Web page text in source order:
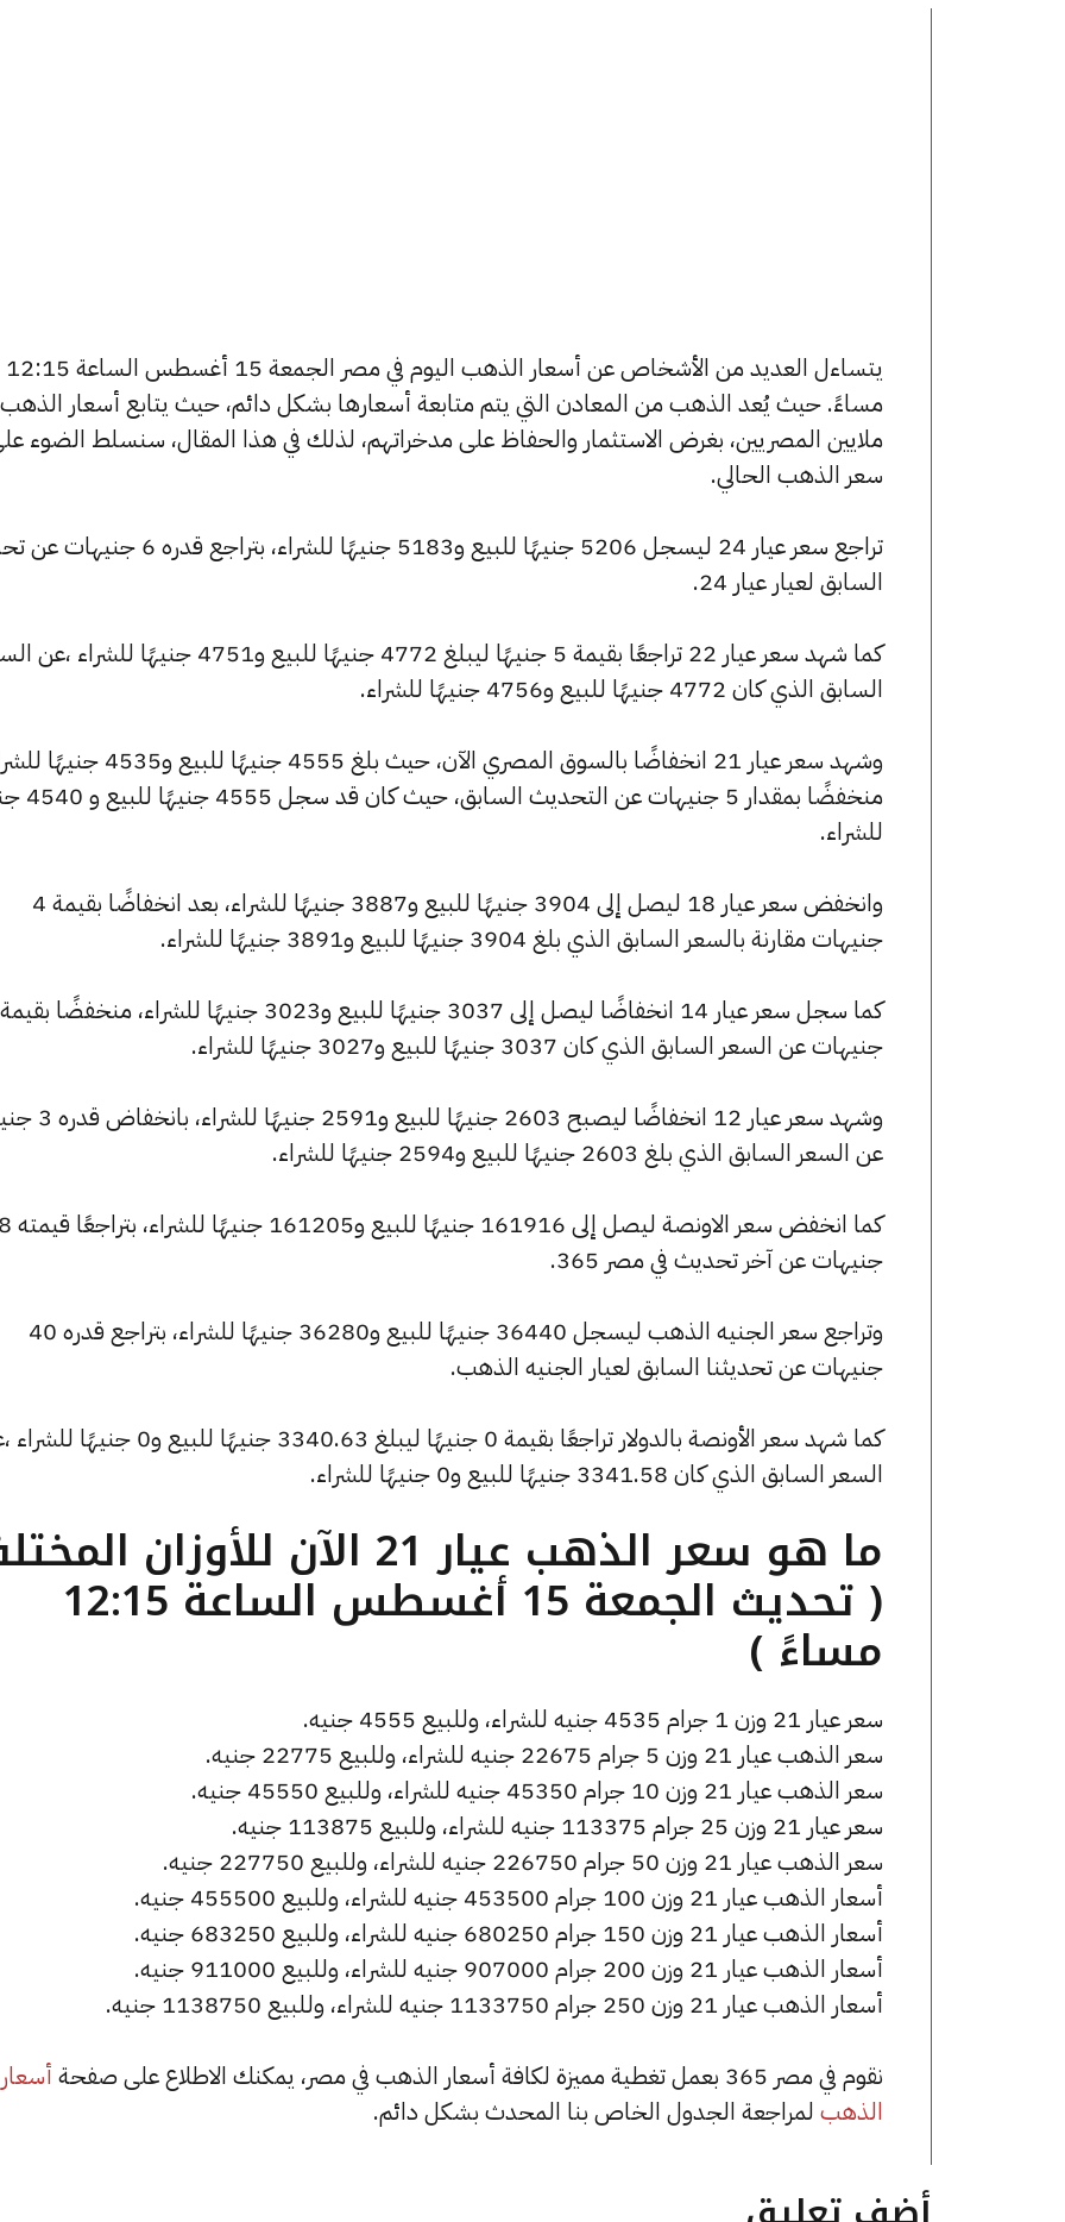
يتساءل العديد من الأشخاص عن أسعار الذهب اليوم في مصر الجمعة 15 أغسطس الساعة 12:15
مساءً. حيث يُعد الذهب من المعادن التي يتم متابعة أسعارها بشكل دائم، حيث يتابع أسعار الذهب
ملايين المصريين، بغرض الاستثمار والحفاظ على مدخراتهم، لذلك في هذا المقال، سنسلط الضوء
سعر الذهب الحالي.
تراجع سعر عيار 24 ليسجل 5206 جنيهًا للبيع و5183 جنيهًا للشراء،
السابق لعيار عيار 24.
كما شهد سعر عيار 22 تراجعًا بقيمة 5 جنيهًا ليبلغ 4772 جنيهًا للبيع و4751 جنيهًا
السابق الذي كان 4772 جنيهًا للبيع و4756 جنيهًا للشراء.
وشهد سعر عيار 21 انخفاضًا بالسوق المصري الآن، حيث بلغ 4555 جنيهًا للبيع
منخفضًا بمقدار 5 جنيهات
للشراء.
وانخفض سعر عيار 18 ليصل إلى 3904 جنيهًا للبيع و3887 جنيهًا للشراء، بعد انخفاضًا بقيمة 4
جنيهات مقارنة بالسعر السابق الذي بلغ 3904 جنيهًا للبيع و3891 جنيهًا للشراء.
جنيهات عن السعر السابق الذي كان 3037 جنيهًا للبيع و3027 جنيهًا للشراء.
وشهد سعر عيار 12 انخفاضًا ليصبح
عن السعر السابق الذي بلغ 2603 جنيهًا للبيع و2594 جنيهًا للشراء.
كما انخفض
جنيهات عن آخر تحديث في مصر 365.
وتراجع سعر الجنيه الذهب ليسجل 36440 جنيهًا للبيع و36280 جنيهًا للشراء، بتراجع قدره 40
جنيهات عن تحديثنا السابق لعيار الجنيه الذهب.
كما شهد سعر الأونصة بالدولار تراجعًا بقيمة 0 جنيهًا ليبلغ 3340.63 جنيهًا للبيع
السعر السابق الذي كان 3341.58 جنيهًا للبيع و0 جنيهًا للشراء.
ما هو سعر الذهب عيار 21 الآن للأوزان
( تحديث الجمعة 15 أغسطس الساعة 12:15
مساءً )
سعر عيار 21 وزن 1 جرام 4535 جنيه للشراء، وللبيع 4555 جنيه.
سعر الذهب عيار 21 وزن 5 جرام 22675 جنيه للشراء، وللبيع 22775 جنيه.
سعر الذهب عيار 21 وزن 10 جرام 45350 جنيه للشراء، وللبيع 45550 جنيه.
سعر عيار 21 وزن 25 جرام 113375 جنيه للشراء، وللبيع 113875 جنيه.
سعر الذهب عيار 21 وزن 50 جرام 226750 جنيه للشراء، وللبيع 227750 جنيه.
أسعار الذهب عيار 21 وزن 100 جرام 453500 جنيه للشراء، وللبيع 455500 جنيه.
أسعار الذهب عيار 21 وزن 150 جرام 680250 جنيه للشراء، وللبيع 683250 جنيه.
أسعار الذهب عيار 21 وزن 200 جرام 907000 جنيه للشراء، وللبيع 911000 جنيه.
أسعار الذهب عيار 21 وزن 250 جرام 1133750 جنيه للشراء، وللبيع 1138750 جنيه.
نقوم في مصر 365 بعمل تغطية مميزة لكافة أسعار الذهب في مصر، يمكنك الاطلاع على صفحة
أسعار
الذهب لمراجعة الجدول الخاص بنا المحدث بشكل دائم.